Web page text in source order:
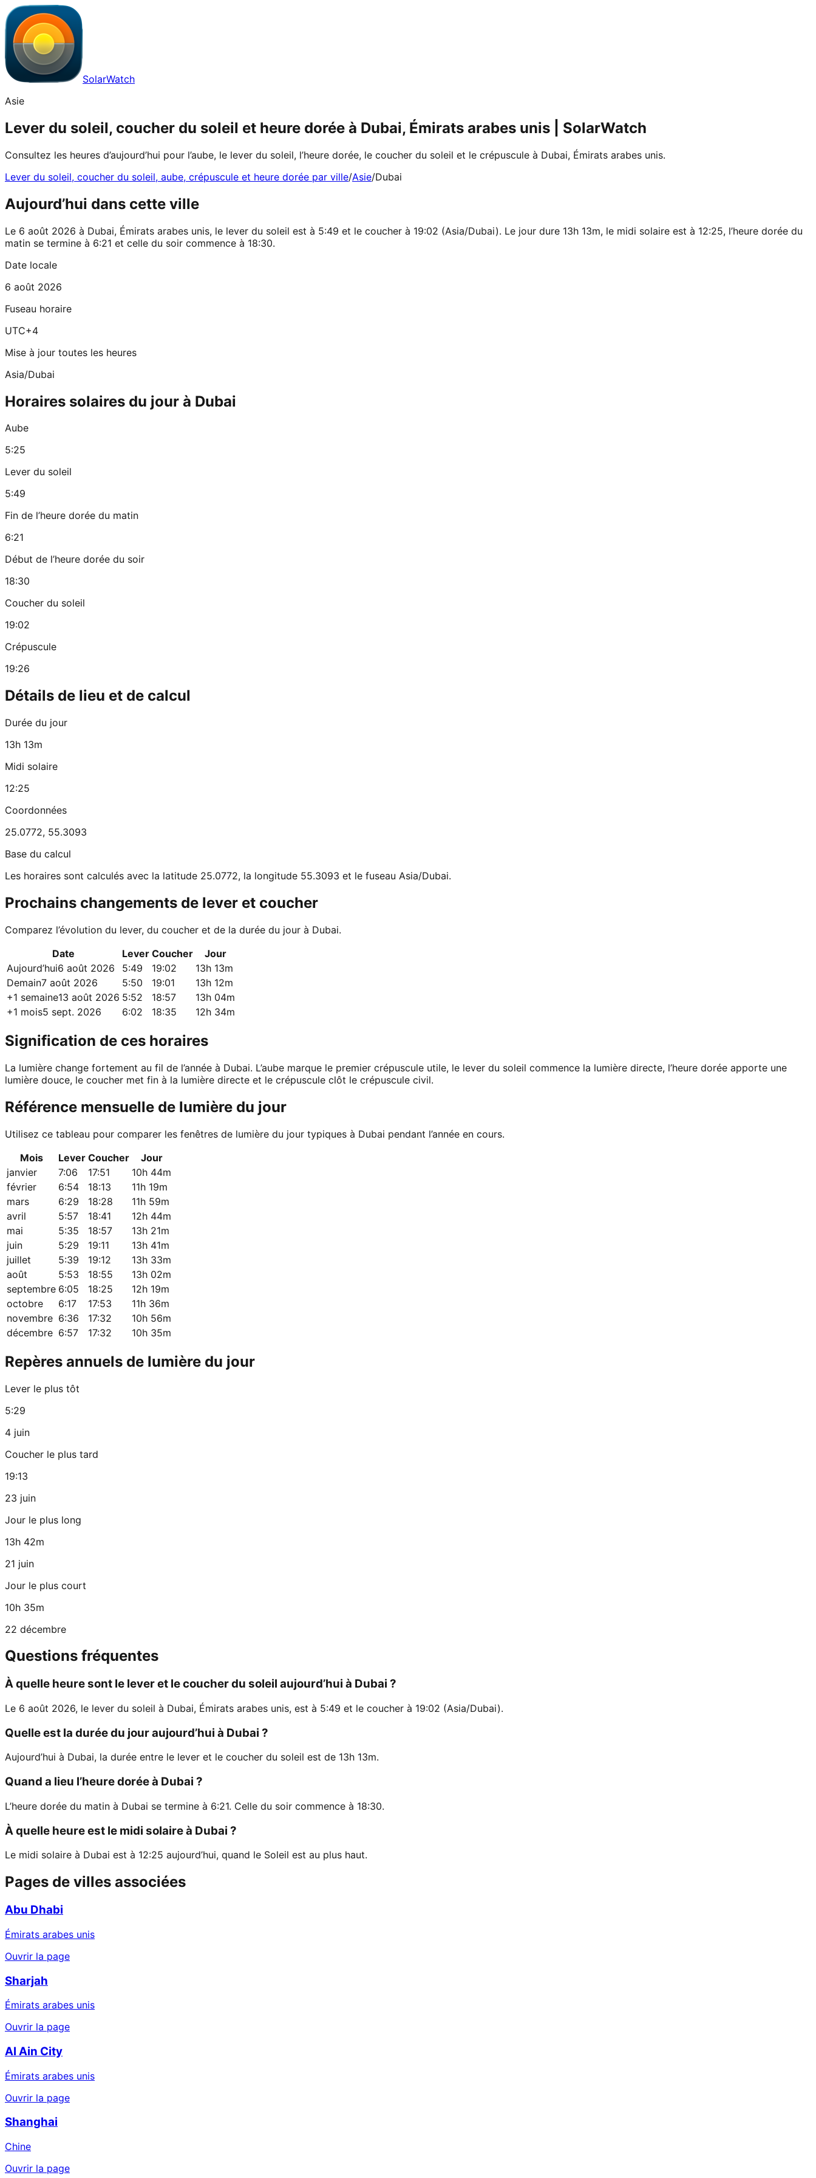
SolarWatch
Asie
Lever du soleil, coucher du soleil et heure dorée à Dubai, Émirats arabes unis | SolarWatch
Consultez les heures d’aujourd’hui pour l’aube, le lever du soleil, l’heure dorée, le coucher du soleil et le crépuscule à Dubai, Émirats arabes unis.
Lever du soleil, coucher du soleil, aube, crépuscule et heure dorée par ville/Asie/Dubai
Aujourd’hui dans cette ville
Le 6 août 2026 à Dubai, Émirats arabes unis, le lever du soleil est à 5:49 et le coucher à 19:02 (Asia/Dubai). Le jour dure 13h 13m, le midi solaire est à 12:25, l’heure dorée du
matin se termine à 6:21 et celle du soir commence à 18:30.
Date locale
6 août 2026
Fuseau horaire
UTC+4
Mise à jour toutes les heures
Asia/Dubai
Horaires solaires du jour à Dubai
Aube
5:25
Lever du soleil
5:49
Fin de l’heure dorée du matin
6:21
Début de l’heure dorée du soir
18:30
Coucher du soleil
19:02
Crépuscule
19:26
Détails de lieu et de calcul
Durée du jour
13h 13m
Midi solaire
12:25
Coordonnées
25.0772, 55.3093
Base du calcul
Les horaires sont calculés avec la latitude 25.0772, la longitude 55.3093 et le fuseau Asia/Dubai.
Prochains changements de lever et coucher
Comparez l’évolution du lever, du coucher et de la durée du jour à Dubai.
Date
Lever Coucher
Jour
Aujourd’hui6 août 2026 5:49 19:02
13h 13m
Demain7 août 2026 5:50 19:01
13h 12m
+1 semaine13 août 2026 5:52 18:57
13h 04m
+1 mois5 sept. 2026 6:02 18:35 12h 34m
Signification de ces horaires
La lumière change fortement au fil de l’année à Dubai. L’aube marque le premier crépuscule utile, le lever du soleil commence la lumière directe, l’heure dorée apporte une
lumière douce, le coucher met fin à la lumière directe et le crépuscule clôt le crépuscule civil.
Référence mensuelle de lumière du jour
Utilisez ce tableau pour comparer les fenêtres de lumière du jour typiques à Dubai pendant l’année en cours.
Mois
Lever Coucher
Jour
janvier
7:06 17:51
10h 44m
février
6:54 18:13
11h 19m
mars
6:29 18:28
11h 59m
avril
5:57 18:41
12h 44m
mai
5:35 18:57
13h 21m
juin
5:29 19:11
13h 41m
juillet
5:39 19:12
13h 33m
août
5:53 18:55
13h 02m
septembre 6:05 18:25
12h 19m
octobre
6:17 17:53
11h 36m
novembre 6:36 17:32
10h 56m
décembre 6:57 17:32 10h 35m
Repères annuels de lumière du jour
Lever le plus tôt
5:29
4 juin
Coucher le plus tard
19:13
23 juin
Jour le plus long
13h 42m
21 juin
Jour le plus court
10h 35m
22 décembre
Questions fréquentes
À quelle heure sont le lever et le coucher du soleil aujourd’hui à Dubai ?
Le 6 août 2026, le lever du soleil à Dubai, Émirats arabes unis, est à 5:49 et le coucher à 19:02 (Asia/Dubai).
Quelle est la durée du jour aujourd’hui à Dubai ?
Aujourd’hui à Dubai, la durée entre le lever et le coucher du soleil est de 13h 13m.
Quand a lieu l’heure dorée à Dubai ?
L’heure dorée du matin à Dubai se termine à 6:21. Celle du soir commence à 18:30.
À quelle heure est le midi solaire à Dubai ?
Le midi solaire à Dubai est à 12:25 aujourd’hui, quand le Soleil est au plus haut.
Pages de villes associées
Abu Dhabi
Émirats arabes unis
Ouvrir la page
Sharjah
Émirats arabes unis
Ouvrir la page
Al Ain City
Émirats arabes unis
Ouvrir la page
Shanghai
Chine
Ouvrir la page